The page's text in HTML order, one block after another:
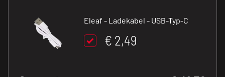
Eleaf - Ladekabel - USB-Typ-C
€ 2,49